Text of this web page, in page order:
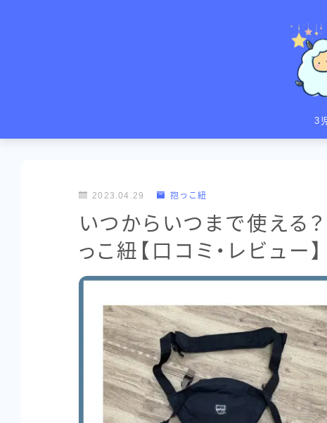
3
プロフィール
サイトマップ
育児・子育て用品
ベビーチェア
抱っこ紐
知育
キッチン
2023.04.29 抱っこ紐
いつからいつまで使える
っこ紐【口コミ・レビ